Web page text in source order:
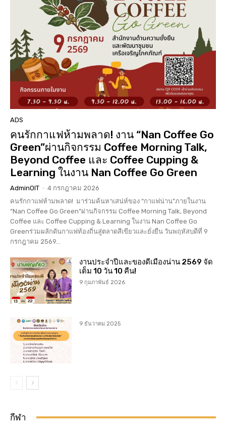
ADS
คนรักกาแฟห้ามพลาด! งาน “Nan Coffee Go
Green”ผ่านกิจกรรม Coffee Morning Talk,
Beyond Coffee และ Coffee Cupping &
Learning ในงาน Nan Coffee Go Green
AdminOIT - 4 กรกฎาคม 2026
คนรักกาแฟห้ามพลาด! มาร่วมค้นหาเสน่ห์ของ “กาแฟน่าน”ภายในงาน
“Nan Coffee Go Green”ผ่านกิจกรรม Coffee Morning Talk, Beyond
Coffee และ Coffee Cupping & Learning ในงาน Nan Coffee Go
Greenร่วมผลักดันกาแฟท้องถิ่นสู่ตลาดสีเขียวและยั่งยืน วันพฤหัสบดีที่ 9
กรกฎาคม 2569...
งานประจำปีและของดีเมืองน่าน 2569 จัด
เต็ม 10 วัน 10 คืน!
9 กุมภาพันธ์ 2026
9 ธันวาคม 2025
กีฬา